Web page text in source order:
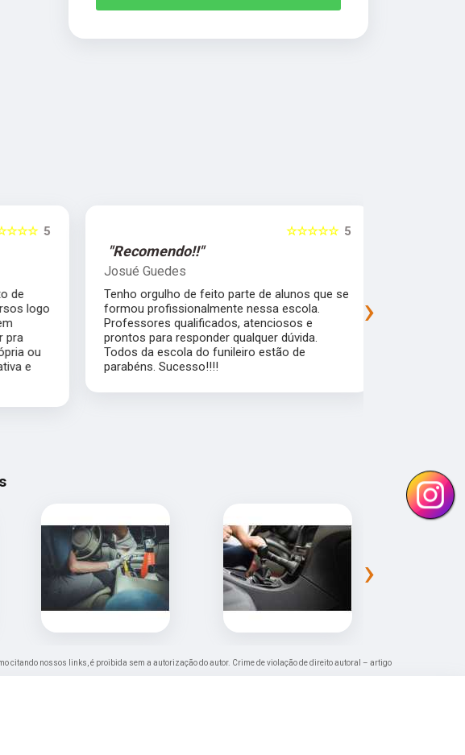
5
de
logo
pra
ou
e
5
☆☆☆☆☆
"Recomendo!!"
Josué Guedes
Tenho orgulho de feito parte de alunos que se
formou profissionalmente nessa escola.
Professores qualificados, atenciosos e
prontos para responder qualquer dúvida.
Todos da escola do funileiro estão de
parabéns. Sucesso!!!!
›
›
citando nossos links, é proibida sem a autorização do autor. Crime de violação de direito autoral – artigo